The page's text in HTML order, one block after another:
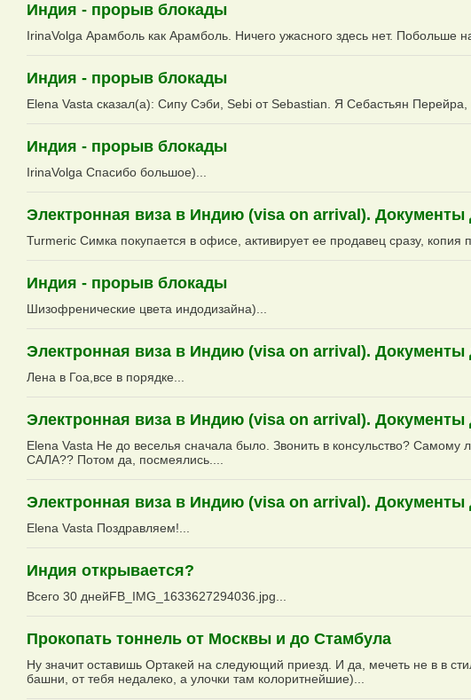
Индия - прорыв блокады
IrinaVolga Арамболь как Арамболь. Ничего ужасного здесь нет. Побольше
Индия - прорыв блокады
Elena Vasta сказал(а): Сипу Сэби, Sebi от Sebastian. Я Себастьян Перейра,
Индия - прорыв блокады
IrinaVolga Спасибо большое)...
Электронная виза в Индию (visa on arrival). Документы
Turmeric Симка покупается в офисе, активирует ее продавец сразу, копия
Индия - прорыв блокады
Шизофренические цвета индодизайна)...
Электронная виза в Индию (visa on arrival). Документы
Лена в Гоа,все в порядке...
Электронная виза в Индию (visa on arrival). Документы
Elena Vasta Не до веселья сначала было. Звонить в консульство?
САЛА?? Потом да, посмеялись....
Электронная виза в Индию (visa on arrival). Документы
Elena Vasta Поздравляем!...
Индия открывается?
Всего 30 днейFB_IMG_1633627294036.jpg...
Прокопать тоннель от Москвы и до Стамбула
Ну значит оставишь Ортакей на следующий приезд. И да, мечеть не в в
башни, от тебя недалеко, а улочки там колоритнейшие)...